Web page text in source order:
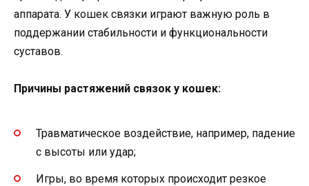
аппарата. У кошек связки играют важную роль в
поддержании стабильности и функциональности
суставов.
Причины растяжений связок у кошек:
Травматическое воздействие, например, падение
с высоты или удар;
Игры, во время которых происходит резкое